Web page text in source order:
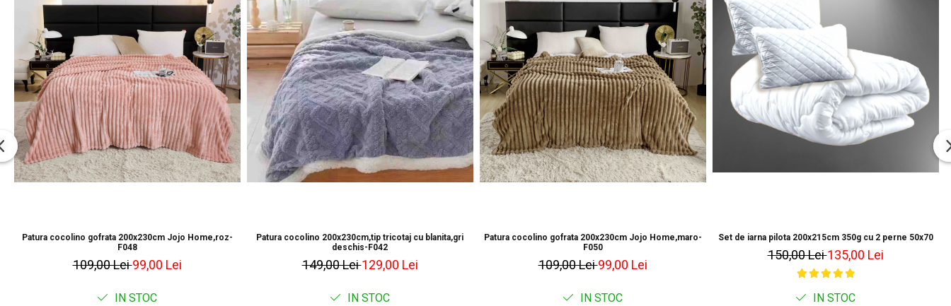
Patura cocolino gofrata 200x230cm Jojo Home,roz-
F048
109,00 Lei99,00 Lei
IN STOC
Patura cocolino 200x230cm,tip tricotaj cu blanita,gri
deschis-F042
149,00 Lei129,00 Lei
IN STOC
Patura cocolino gofrata 200x230cm Jojo Home,maro-
F050
109,00 Lei99,00 Lei
IN STOC
Set de iarna pilota 200x215cm 350g cu 2 perne 50x70
150,00 Lei135,00 Lei
IN STOC